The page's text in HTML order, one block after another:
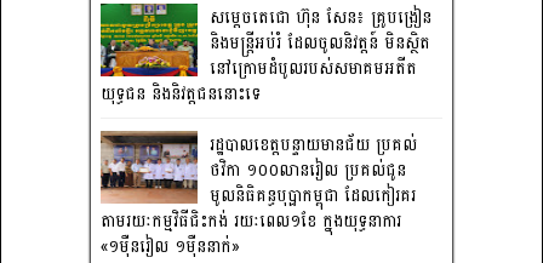
សម្តេចតេជោ ហ៊ុន សែន៖ គ្រូបង្រៀន
និងមន្ត្រីអប់រំ ដែលចូលនិវត្តន៍ មិនស្ថិត
នៅក្រោមដំបូលរបស់សមាគមអតីត
យុទ្ធជន និងនិវត្តជននោះទេ
រដ្ឋបាលខេត្តបន្ទាយមានជ័យ ប្រគល់
ថវិកា ១០០លានរៀល ប្រគល់ជូន
មូលនិធិគន្ធបុប្ផាកម្ពុជា ដែលកៀរគរ
តាមរយៈកម្មវិធីជិះកង់ រយៈពេល១ខែ ក្នុងយុទ្ធនាការ
«១ម៉ឺនរៀល ១ម៉ឺននាក់»